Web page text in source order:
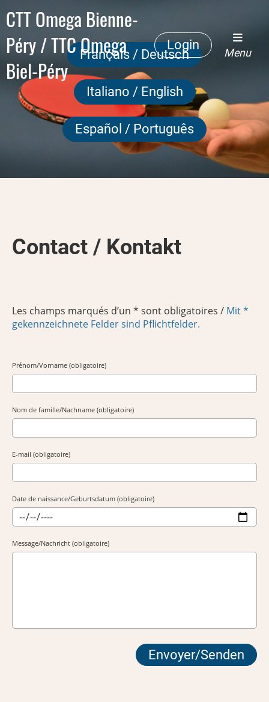
CTT Omega Bienne-
Péry / TTC Omega
Biel-Péry
Login
Menu
Français / Deutsch
Italiano / English
Español / Português
Contact / Kontakt
Les champs marqués d’un * sont obligatoires / Mit *
gekennzeichnete Felder sind Pflichtfelder.
Prénom/Vorname (obligatoire)
Nom de famille/Nachname (obligatoire)
E-mail (obligatoire)
Date de naissance/Geburtsdatum (obligatoire)
Message/Nachricht (obligatoire)